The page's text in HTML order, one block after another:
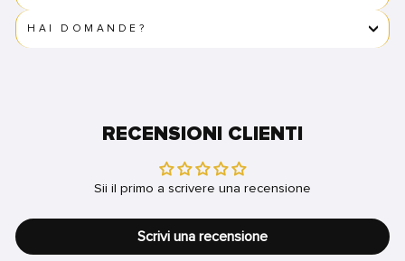
HAI DOMANDE?
RECENSIONI CLIENTI
Sii il primo a scrivere una recensione
Scrivi una recensione